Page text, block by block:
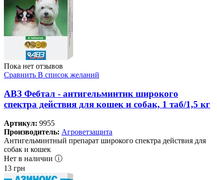
Пока нет отзывов
Сравнить В список желаний
АВЗ Фебтал - антигельминтик широкого
спектра действия для кошек и собак, 1 таб/1,5 кг
Артикул: 9955
Производитель: Агроветзащита
Антигельминтный препарат широкого спектра действия для
собак и кошек
Нет в наличии ⓘ
13 грн